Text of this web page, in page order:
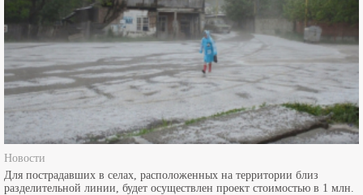
Новости
Для пострадавших в селах, расположенных на территории близ
разделительной линии, будет осуществлен проект стоимостью в 1 млн.
долларов